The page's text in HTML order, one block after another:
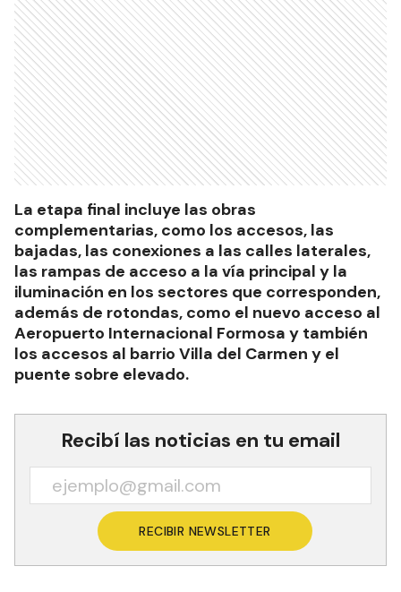
La etapa final incluye las obras
complementarias, como los accesos, las
bajadas, las conexiones a las calles laterales,
las rampas de acceso a la vía principal y la
iluminación en los sectores que corresponden,
además de rotondas, como el nuevo acceso al
Aeropuerto Internacional Formosa y también
los accesos al barrio Villa del Carmen y el
puente sobre elevado.
Recibí las noticias en tu email
RECIBIR NEWSLETTER